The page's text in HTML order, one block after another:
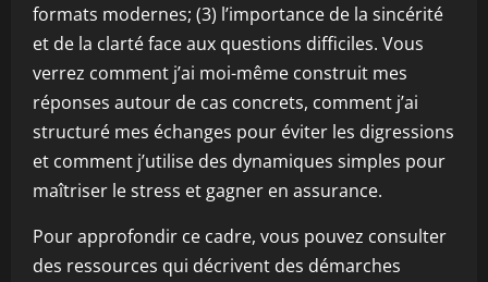
formats modernes; (3) l’importance de la sincérité
et de la clarté face aux questions difficiles. Vous
verrez comment j’ai moi-même construit mes
réponses autour de cas concrets, comment j’ai
structuré mes échanges pour éviter les digressions
et comment j’utilise des dynamiques simples pour
maîtriser le stress et gagner en assurance.
Pour approfondir ce cadre, vous pouvez consulter
des ressources qui décrivent des démarches